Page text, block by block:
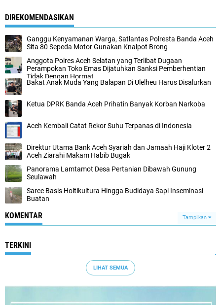
DIREKOMENDASIKAN
Ganggu Kenyamanan Warga, Satlantas Polresta Banda Aceh
Sita 80 Sepeda Motor Gunakan Knalpot Brong
Anggota Polres Aceh Selatan yang Terlibat Dugaan
Perampokan Toko Emas Dijatuhkan Sanksi Pemberhentian
Tidak Dengan Hormat
Bakat Anak Muda Yang Balapan Di Ulelheu Harus Disalurkan
Ketua DPRK Banda Aceh Prihatin Banyak Korban Narkoba
Aceh Kembali Catat Rekor Suhu Terpanas di Indonesia
Direktur Utama Bank Aceh Syariah dan Jamaah Haji Kloter 2
Aceh Ziarahi Makam Habib Bugak
Panorama Lamtamot Desa Pertanian Dibawah Gunung
Seulawah
Saree Basis Holtikultura Hingga Budidaya Sapi Inseminasi
Buatan
KOMENTAR Tampilkan
TERKINI
LIHAT SEMUA